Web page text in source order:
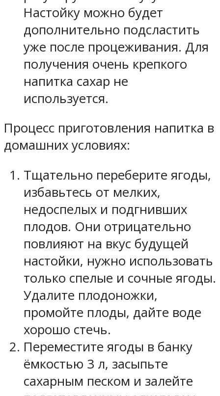
Настойку можно будет
дополнительно подсластить
уже после процеживания. Для
получения очень крепкого
напитка сахар не
используется.
Процесс приготовления напитка в
домашних условиях:
Тщательно переберите ягоды,
избавьтесь от мелких,
недоспелых и подгнивших
плодов. Они отрицательно
повлияют на вкус будущей
настойки, нужно использовать
только спелые и сочные ягоды.
Удалите плодоножки,
промойте плоды, дайте воде
хорошо стечь.
Переместите ягоды в банку
ёмкостью 3 л, засыпьте
сахарным песком и залейте